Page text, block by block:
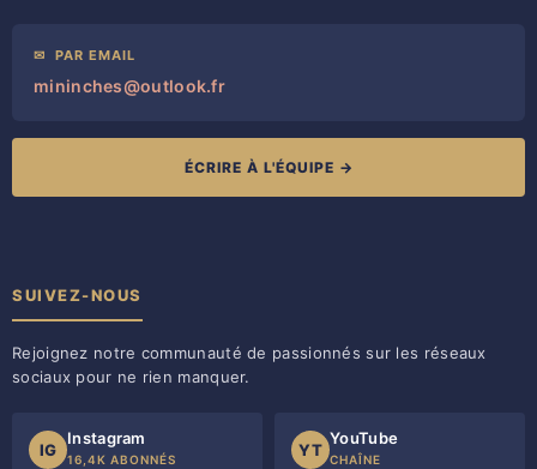
✉ PAR EMAIL
mininches@outlook.fr
ÉCRIRE À L'ÉQUIPE →
SUIVEZ-NOUS
Rejoignez notre communauté de passionnés sur les réseaux
sociaux pour ne rien manquer.
IG
Instagram
16,4K ABONNÉS
YT
YouTube
CHAÎNE